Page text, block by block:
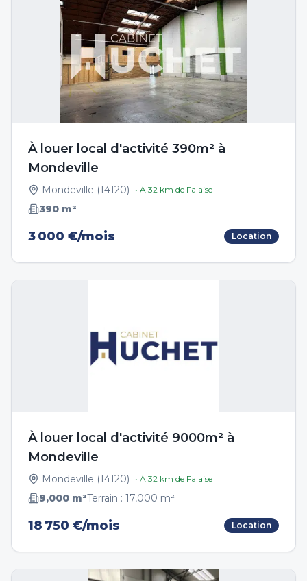
À louer local d'activité 390m² à
Mondeville
Mondeville (14120) • À 32 km de Falaise
390 m²
3 000 €/mois Location
À louer local d'activité 9000m² à
Mondeville
Mondeville (14120) • À 32 km de Falaise
9,000 m²Terrain : 17,000 m²
18 750 €/mois Location